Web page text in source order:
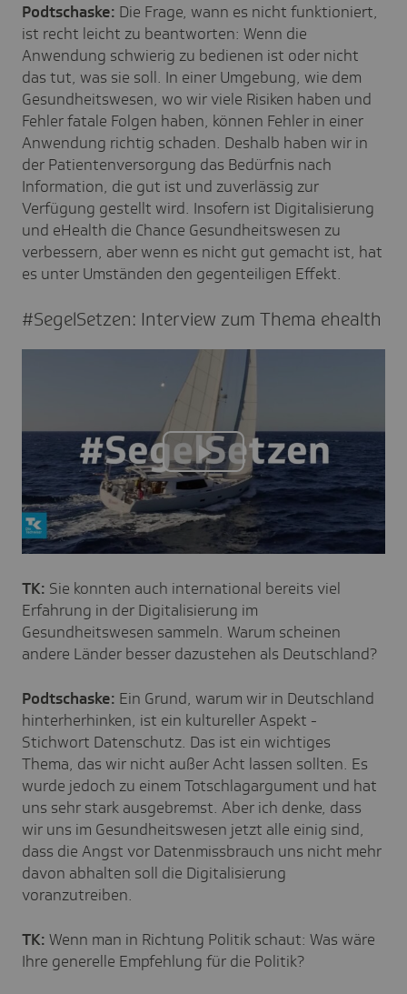
Podtschaske: Die Frage, wann es nicht funktioniert,
ist recht leicht zu beantworten: Wenn die
Anwendung schwierig zu bedienen ist oder nicht
das tut, was sie soll. In einer Umgebung, wie dem
Gesundheitswesen, wo wir viele Risiken haben und
Fehler fatale Folgen haben, können Fehler in einer
Anwendung richtig schaden. Deshalb haben wir in
der Patientenversorgung das Bedürfnis nach
Information, die gut ist und zuverlässig zur
Verfügung gestellt wird. Insofern ist Digitalisierung
und eHealth die Chance Gesundheitswesen zu
verbessern, aber wenn es nicht gut gemacht ist, hat
es unter Umständen den gegenteiligen Effekt.
#Segel­Set­zen: Inter­view zum Thema ehealth
Play
Video
TK: Sie konnten auch international bereits viel
Erfahrung in der Digitalisierung im
Gesundheitswesen sammeln. Warum scheinen
andere Länder besser dazustehen als Deutschland?
Podtschaske: Ein Grund, warum wir in Deutschland
hinterherhinken, ist ein kultureller Aspekt -
Stichwort Datenschutz. Das ist ein wichtiges
Thema, das wir nicht außer Acht lassen sollten. Es
wurde jedoch zu einem Totschlagargument und hat
uns sehr stark ausgebremst. Aber ich denke, dass
wir uns im Gesundheitswesen jetzt alle einig sind,
dass die Angst vor Datenmissbrauch uns nicht mehr
davon abhalten soll die Digitalisierung
voranzutreiben.
TK: Wenn man in Richtung Politik schaut: Was wäre
Ihre generelle Empfehlung für die Politik?